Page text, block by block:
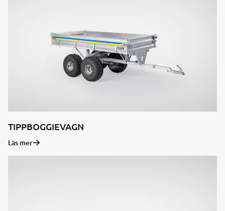
TIPPBOGGIEVAGN
Läs mer